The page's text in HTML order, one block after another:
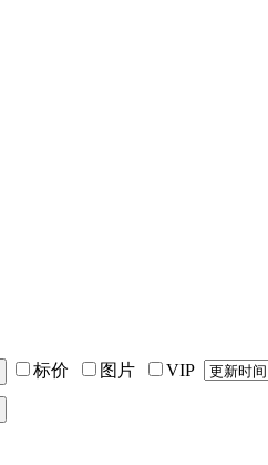
标价 图片 VIP